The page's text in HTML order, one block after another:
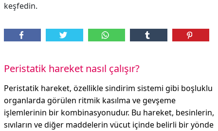
keşfedin.
Peristatik hareket nasıl çalışır?
Peristatik hareket, özellikle sindirim sistemi gibi boşluklu
organlarda görülen ritmik kasılma ve gevşeme
işlemlerinin bir kombinasyonudur. Bu hareket, besinlerin,
sıvıların ve diğer maddelerin vücut içinde belirli bir yönde